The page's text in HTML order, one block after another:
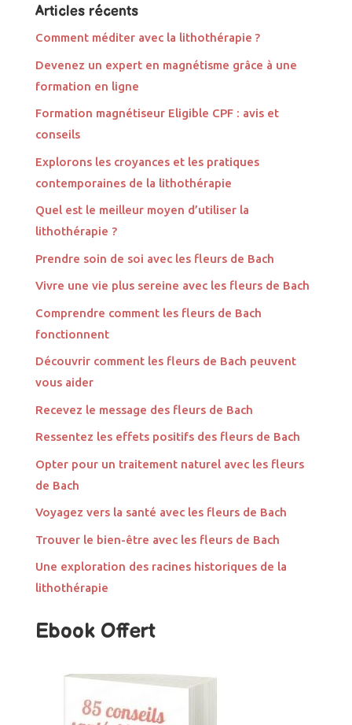
Articles récents
Comment méditer avec la lithothérapie ?
Devenez un expert en magnétisme grâce à une
formation en ligne
Formation magnétiseur Eligible CPF : avis et
conseils
Explorons les croyances et les pratiques
contemporaines de la lithothérapie
Quel est le meilleur moyen d’utiliser la
lithothérapie ?
Prendre soin de soi avec les fleurs de Bach
Vivre une vie plus sereine avec les fleurs de Bach
Comprendre comment les fleurs de Bach
fonctionnent
Découvrir comment les fleurs de Bach peuvent
vous aider
Recevez le message des fleurs de Bach
Ressentez les effets positifs des fleurs de Bach
Opter pour un traitement naturel avec les fleurs
de Bach
Voyagez vers la santé avec les fleurs de Bach
Trouver le bien-être avec les fleurs de Bach
Une exploration des racines historiques de la
lithothérapie
Ebook Offert